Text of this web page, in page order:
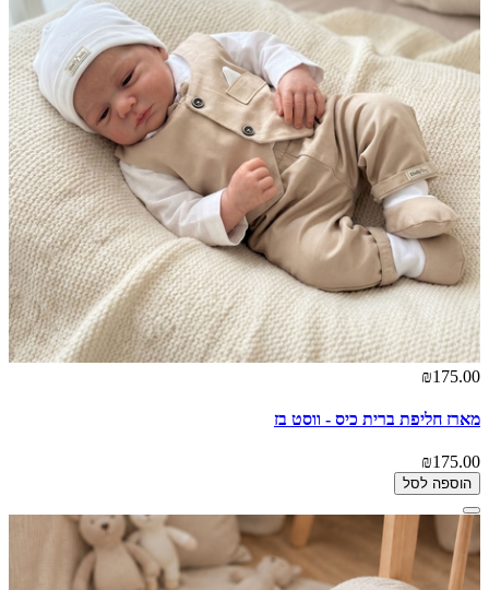
₪175.00
מארז חליפת ברית כיס - ווסט בז
₪175.00
הוספה לסל